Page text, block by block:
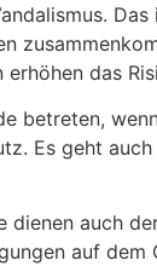
das
betreten,
Es geht
auch
auf